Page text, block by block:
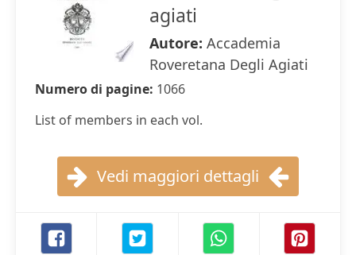
agiati
Autore: Accademia
Roveretana Degli Agiati
Numero di pagine: 1066
List of members in each vol.
Vedi maggiori dettagli